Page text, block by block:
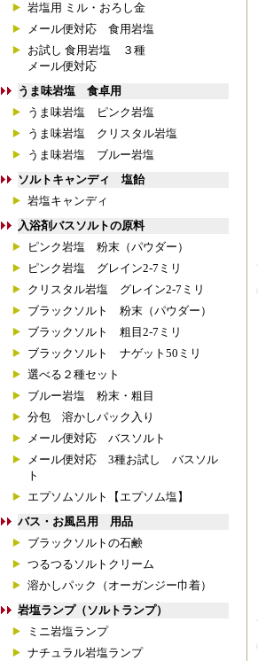
岩塩用 ミル・おろし金
メール便対応 食用岩塩
お試し 食用岩塩 ３種
メール便対応
うま味岩塩 食卓用
うま味岩塩 ピンク岩塩
うま味岩塩 クリスタル岩塩
うま味岩塩 ブルー岩塩
ソルトキャンディ 塩飴
岩塩キャンディ
入浴剤バスソルトの原料
ピンク岩塩 粉末（パウダー）
ピンク岩塩 グレイン2-7ミリ
クリスタル岩塩 グレイン2-7ミリ
ブラックソルト 粉末（パウダー）
ブラックソルト 粗目2-7ミリ
ブラックソルト ナゲット50ミリ
選べる２種セット
ブルー岩塩 粉末・粗目
分包 溶かしパック入り
メール便対応 バスソルト
メール便対応 3種お試し バスソル
ト
エプソムソルト【エプソム塩】
バス・お風呂用 用品
ブラックソルトの石鹸
つるつるソルトクリーム
溶かしパック（オーガンジー巾着）
岩塩ランプ（ソルトランプ）
ミニ岩塩ランプ
ナチュラル岩塩ランプ